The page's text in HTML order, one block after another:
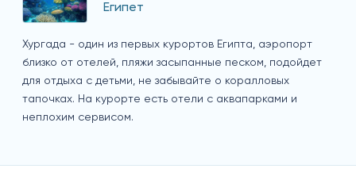
Египет
Хургада - один из первых курортов Египта, аэропорт
близко от отелей, пляжи засыпанные песком, подойдет
для отдыха с детьми, не забывайте о коралловых
тапочках. На курорте есть отели с аквапарками и
неплохим сервисом.